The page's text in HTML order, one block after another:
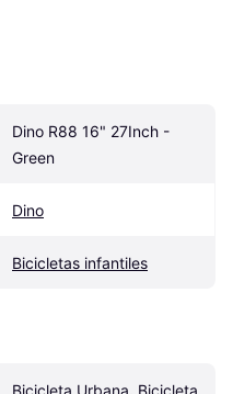
Dino R88 16" 27Inch -
Green
Dino
Bicicletas infantiles